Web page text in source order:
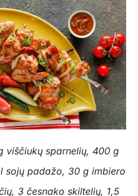
viščiukų sparnelių, 400 g
sojų padažo, 30 g imbiero
3 česnako skiltelių, 1,5